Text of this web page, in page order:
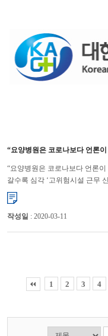
“요양병원은 코로나보다 언론
“요양병원은 코로나보다 언론
갈수록 심각 ‘고위험시설 근무
요양병원에 신천지 신도 1363명
작성일 : 2020-03-11
1 2 3 4